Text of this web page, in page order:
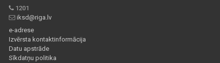
1201
iksd@riga.lv
e-adrese
Izvērsta kontaktinformācija
Datu apstrāde
Sīkdatņu politika